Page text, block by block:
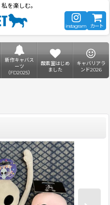
を楽しむ。
instagram カート
新作キャバス
ーツ
（FD2025）
酸素室はじめ
ました
キャバリアラ
ンド2026